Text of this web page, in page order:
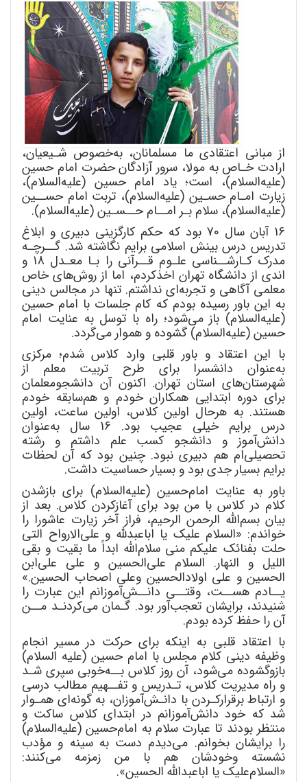
از مبانی اعتقادی ما مسلمانان، بهخصوص شـیعیان،
ارادت خـاص به مولا، سرور آزادگان حضرت امام حسین
(علیهالسلام)، است؛ یاد امام حسین (علیهالسلام)،
زیارت امـام حسـین (علیهالسلام)، تربت امام حســین
(علیهالسلام)، سلام بـر امــام حــسـین (علیهالسلام).
16 آبان سال 70 بود که حکم کارگزینی دبیری و ابلاغ
تدریس درس بینش اسلامی برایم نگاشته شد. گــرچـه
مدرک کـارشــناسی علـوم قــرآنی را بـا معـدل 18 و
اندی از دانشگاه تهران اخذکردم، اما از روشهای خاص
معلمی آگاهی و تجربهای نداشتم. تنها در مجالس دینی
به این باور رسیده بودم که کام جلسات با امام حسین
(علیهالسلام) باز میشود؛ راه با توسل به عنایت امام
حسین (علیهالسلام) گشوده و هموار میگردد.
با این اعتقاد و باور قلبی وارد کلاس شدم؛ مرکزی
بهعنوان دانشسرا برای طرح تربیت معلم از
شهرستانهای استان تهران. اکنون آن دانشجومعلمان
برای دوره ابتدایی همکاران خودم و همسابقه خودم
هستند. به هرحال اولین کلاس، اولین ساعت، اولین
درس برایم خیلی عجیب بود. 16 سال به عنوان
دانشآموز و دانشجو کسب علم داشتم و رشته
تحصیلیام هم دبیری نبود. چنین بود که آن لحظات
برایم بسیار جدی بود و بسیار حساسیت داشت.
باور به عنایت امامحسین (علیهالسلام) برای بازشدن
کلام در کلاس با من بود برای آغازکردن کلاس. بعد از
بیان بسمالله الرحمن الرحیم، فراز آخر زیارت عاشورا را
خواندم: «السلام علیک یا اباعبدلله و علیالارواح التی
حلت بفنائک علیکم منی سلامالله ابداً ما بقیت و بقی
اللیل و النهار. السلام علیالحسین و علی علیابن
الحسین و علی اولادالحسین وعلی اصحاب الحسین.»
یــادم هســت، وقتــی دانــشآموزانم این عبارت را
شنیدند، برایشان تعجبآور بود. گـمان میکردنـد مــن
آن را حفظ کرده بودم.
با اعتقاد قلبی به اینکه برای حرکت در مسیر انجام
وظیفه دینی کلام مجلس با امام حسین (علیه السلام)
بازوگشوده میشود، آن روز کلاس بــهخوبی سپری شـد
و راه مدیریت کلاس، تـدریس و تفــهیم مطالب درسی
و ارتباط برقرارکـردن با دانـشآموزان، به گونهای همـوار
شد که خود دانشآموزانم در ابتدای کلاس ساکت و
منتظر بودند تا عبارت سلام به امامحسین (علیهالسلام)
را برایشان بخوانم. میدیدم دست به سینه و مؤدب
نشسته وخودشان هم با من زمزمه میکنند:
«السلامعلیک یا اباعبدالله الحسین».